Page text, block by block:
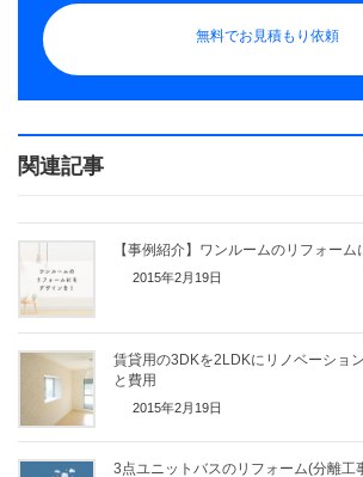
無料でお見積もり依頼
関連記事
【事例紹介】ワンルームのリフォーム
2015年2月19日
賃貸用の3DKを2LDKにリノベーショ
と費用
2015年2月19日
3点ユニットバスのリフォーム(分離工